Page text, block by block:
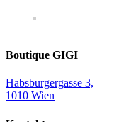
Boutique GIGI
Habsburgergasse 3,
1010 Wien